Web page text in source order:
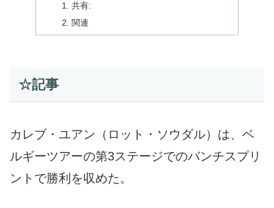
共有:
関連
☆記事
カレブ・ユアン（ロット・ソウダル）は、ベ
ルギーツアーの第3ステージでのバンチスプリ
ントで勝利を収めた。